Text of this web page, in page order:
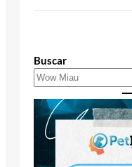
Buscar